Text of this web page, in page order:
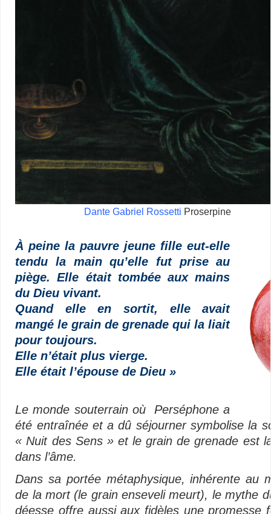
Dante Gabriel Rossetti Proserpine
À peine la pauvre jeune fille eut-elle
tendu la main qu’elle fut prise au
piège. Elle était tombée aux mains
du Dieu vivant.
Quand elle en sortit, elle avait
mangé le grain de grenade qui la liait
pour toujours.
Elle n’était plus vierge.
Elle était l’épouse de Dieu »
Le monde souterrain où Perséphone a
été entraînée et a dû séjourner symbolise la
« Nuit des Sens » et le grain de grenade est
dans l’âme.
Dans sa portée métaphysique, inhérente au
de la mort (le grain enseveli meurt), le mythe
déesse offre aussi aux fidèles une promesse